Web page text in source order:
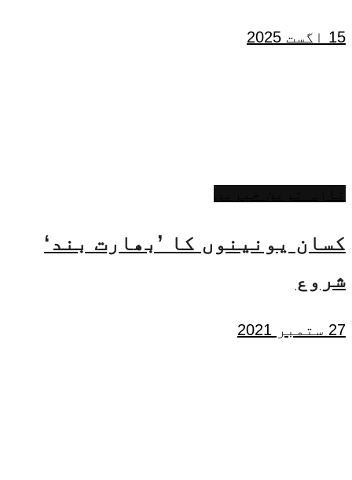
15 اگست 2025
کسان یونینوں کا ’بھارت بند‘
شروع
27 ستمبر 2021